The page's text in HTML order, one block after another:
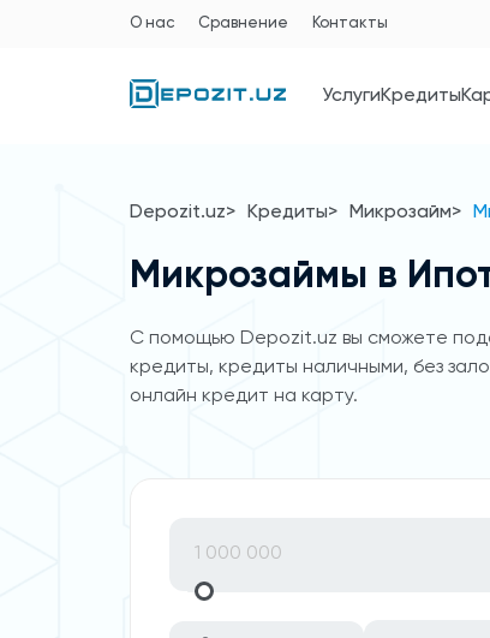
О нас Сравнение Контакты
УслугиКредиты
Depozit.uz Кредиты Микрозайм
Микрозаймы в
C помощью Depozit.uz вы сможете
кредиты, кредиты наличными, без
онлайн кредит на карту.